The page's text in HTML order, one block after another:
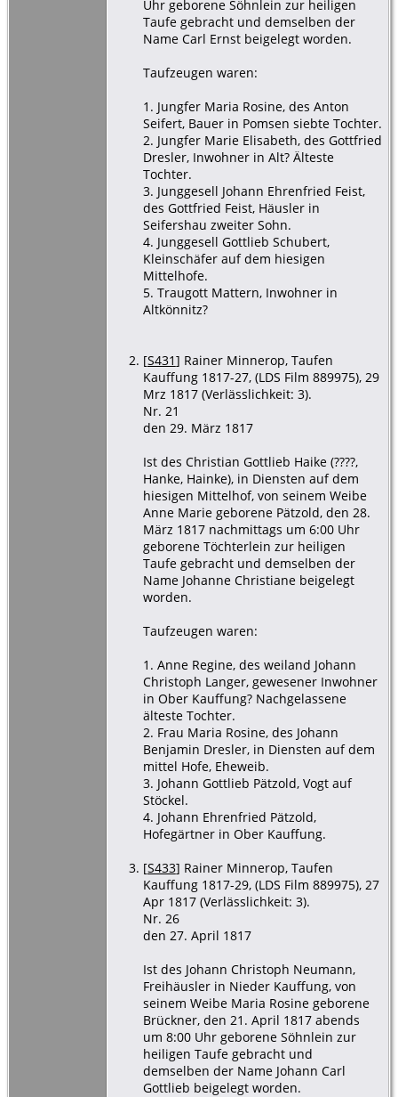
Uhr geborene Söhnlein zur heiligen
Taufe gebracht und demselben der
Name Carl Ernst beigelegt worden.
Taufzeugen waren:
1. Jungfer Maria Rosine, des Anton
Seifert, Bauer in Pomsen siebte Tochter.
2. Jungfer Marie Elisabeth, des Gottfried
Dresler, Inwohner in Alt? Älteste
Tochter.
3. Junggesell Johann Ehrenfried Feist,
des Gottfried Feist, Häusler in
Seifershau zweiter Sohn.
4. Junggesell Gottlieb Schubert,
Kleinschäfer auf dem hiesigen
Mittelhofe.
5. Traugott Mattern, Inwohner in
Altkönnitz?
[S431] Rainer Minnerop, Taufen
Kauffung 1817-27, (LDS Film 889975), 29
Mrz 1817 (Verlässlichkeit: 3).
Nr. 21
den 29. März 1817
Ist des Christian Gottlieb Haike (????,
Hanke, Hainke), in Diensten auf dem
hiesigen Mittelhof, von seinem Weibe
Anne Marie geborene Pätzold, den 28.
März 1817 nachmittags um 6:00 Uhr
geborene Töchterlein zur heiligen
Taufe gebracht und demselben der
Name Johanne Christiane beigelegt
worden.
Taufzeugen waren:
1. Anne Regine, des weiland Johann
Christoph Langer, gewesener Inwohner
in Ober Kauffung? Nachgelassene
älteste Tochter.
2. Frau Maria Rosine, des Johann
Benjamin Dresler, in Diensten auf dem
mittel Hofe, Eheweib.
3. Johann Gottlieb Pätzold, Vogt auf
Stöckel.
4. Johann Ehrenfried Pätzold,
Hofegärtner in Ober Kauffung.
[S433] Rainer Minnerop, Taufen
Kauffung 1817-29, (LDS Film 889975), 27
Apr 1817 (Verlässlichkeit: 3).
Nr. 26
den 27. April 1817
Ist des Johann Christoph Neumann,
Freihäusler in Nieder Kauffung, von
seinem Weibe Maria Rosine geborene
Brückner, den 21. April 1817 abends
um 8:00 Uhr geborene Söhnlein zur
heiligen Taufe gebracht und
demselben der Name Johann Carl
Gottlieb beigelegt worden.